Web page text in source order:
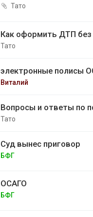
Тато
Как оформить ДТП без
Тато
электронные полисы
Виталий
Вопросы и ответы по
Тато
Суд вынес приговор
БФГ
ОСАГО
БФГ